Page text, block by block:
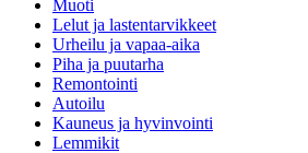
Muoti
Lelut ja lastentarvikkeet
Urheilu ja vapaa-aika
Piha ja puutarha
Remontointi
Autoilu
Kauneus ja hyvinvointi
Lemmikit